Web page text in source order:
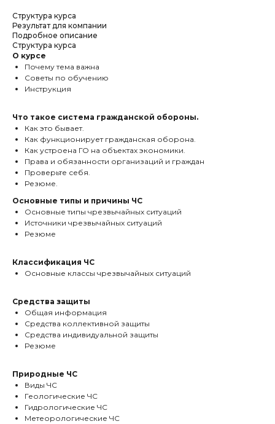
Структура курса
Результат для компании
Подробное описание
Структура курса
О курсе
Почему тема важна
Советы по обучению
Инструкция
Что такое система гражданской обороны.
Как это бывает.
Как функционирует гражданская оборона.
Как устроена ГО на объектах экономики.
Права и обязанности организаций и граждан
Проверьте себя.
Резюме.
Основные типы и причины ЧС
Основные типы чрезвычайных ситуаций
Источники чрезвычайных ситуаций
Резюме
Классификация ЧС
Основные классы чрезвычайных ситуаций
Средства защиты
Общая информация
Средства коллективной защиты
Средства индивидуальной защиты
Резюме
Природные ЧС
Виды ЧС
Геологические ЧС
Гидрологические ЧС
Метеорологические ЧС